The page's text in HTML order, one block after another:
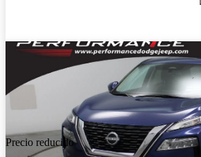
Precio reducido